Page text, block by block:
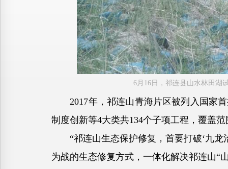
6月16日，祁连县山水林田湖
2017年，祁连山青海片区被列入国家首
制度创新等4大类共134个子项工程，覆盖
“祁连山生态保护修复，首要打破‘九龙
为战的生态修复方式，一体化解决祁连山“